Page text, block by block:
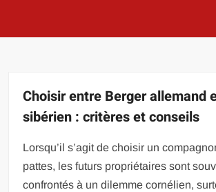
Choisir entre Berger allemand
sibérien : critères et conseils
Lorsqu’il s’agit de choisir un
pattes, les futurs propriétaires sont
confrontés à un dilemme cornélien,